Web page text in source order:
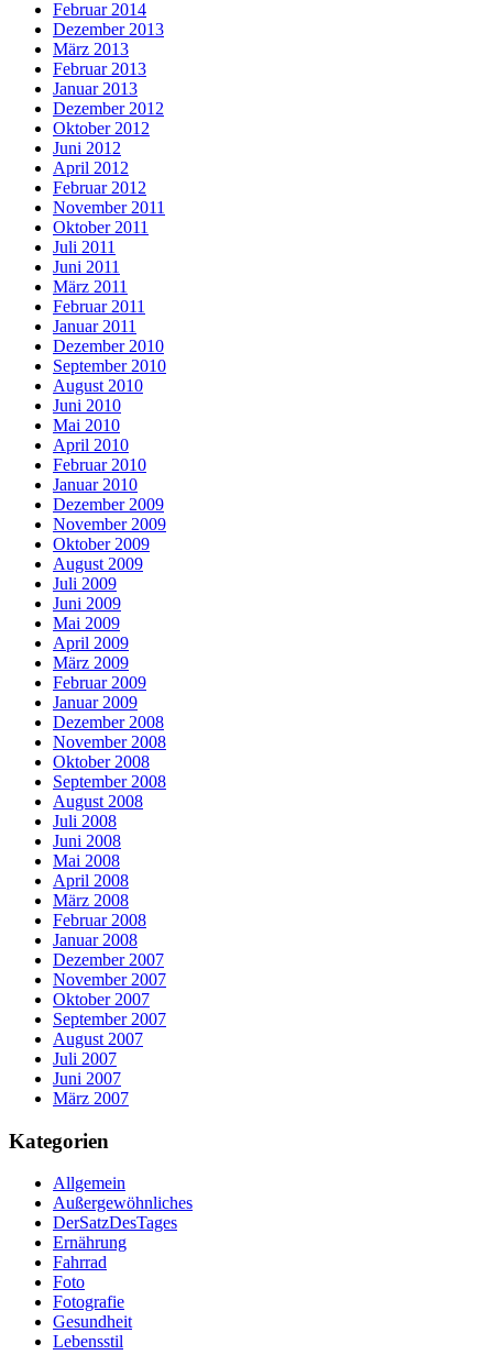
Februar 2014
Dezember 2013
März 2013
Februar 2013
Januar 2013
Dezember 2012
Oktober 2012
Juni 2012
April 2012
Februar 2012
November 2011
Oktober 2011
Juli 2011
Juni 2011
März 2011
Februar 2011
Januar 2011
Dezember 2010
September 2010
August 2010
Juni 2010
Mai 2010
April 2010
Februar 2010
Januar 2010
Dezember 2009
November 2009
Oktober 2009
August 2009
Juli 2009
Juni 2009
Mai 2009
April 2009
März 2009
Februar 2009
Januar 2009
Dezember 2008
November 2008
Oktober 2008
September 2008
August 2008
Juli 2008
Juni 2008
Mai 2008
April 2008
März 2008
Februar 2008
Januar 2008
Dezember 2007
November 2007
Oktober 2007
September 2007
August 2007
Juli 2007
Juni 2007
März 2007
Kategorien
Allgemein
Außergewöhnliches
DerSatzDesTages
Ernährung
Fahrrad
Foto
Fotografie
Gesundheit
Lebensstil